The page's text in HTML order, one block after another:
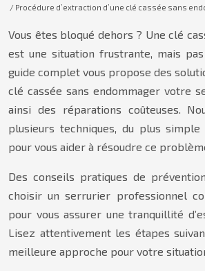
/ Procédure d’extraction d’une clé cassée sans
Vous êtes bloqué dehors ? Une clé
est une situation frustrante, mais
guide complet vous propose des
clé cassée sans endommager votre
ainsi des réparations coûteuses.
plusieurs techniques, du plus
pour vous aider à résoudre ce
Des conseils pratiques de
choisir un serrurier professionnel
pour vous assurer une tranquillité
Lisez attentivement les étapes
meilleure approche pour votre